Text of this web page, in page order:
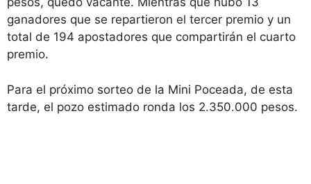
ganadores que se repartieron el tercer premio y un
total de 194 apostadores que compartirán el cuarto
premio.
Para el próximo sorteo de la Mini Poceada, de esta
tarde, el pozo estimado ronda los 2.350.000 pesos.